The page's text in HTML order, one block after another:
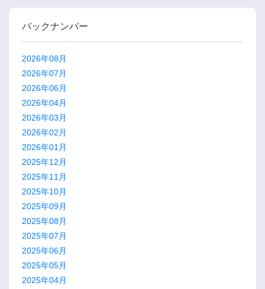
バックナンバー
2026年08月
2026年07月
2026年06月
2026年04月
2026年03月
2026年02月
2026年01月
2025年12月
2025年11月
2025年10月
2025年09月
2025年08月
2025年07月
2025年06月
2025年05月
2025年04月